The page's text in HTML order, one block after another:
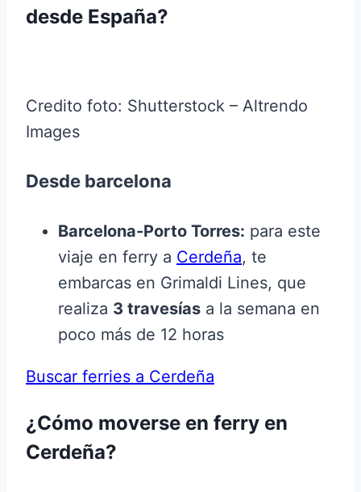
desde España?
Credito foto: Shutterstock – Altrendo
Images
Desde barcelona
Barcelona-Porto Torres: para este
viaje en ferry a Cerdeña, te
embarcas en Grimaldi Lines, que
realiza 3 travesías a la semana en
poco más de 12 horas
Buscar ferries a Cerdeña
¿Cómo moverse en ferry en
Cerdeña?